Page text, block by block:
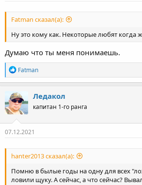
Fatman сказал(а):
Ну это кому как. Некоторые любят когда
Думаю что ты меня понимаешь.
Р
е
а
к
ц
и
и
:
Fatman
Ледакол
капитан 1-го ранга
07.12.2021
hanter2013 сказал(а):
Помню в былые годы на одну для всех
ловили щуку. А сейчас, а что сейчас?